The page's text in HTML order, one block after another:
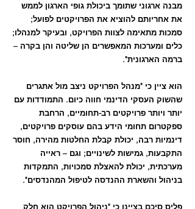
מבנה ארגוני שתומך ביכולת גופי הארגון לממש
את אחריותם להוציא את הפרויקטים לפועל;
סמכות מתאימה לצוות הפרויקט, ובעיקר למנהלו;
כלים ומערכות המאפשרים הן שליטה והן בקרה –
ברמה הארגונית".
הוא ציין כי "מנהל הפרויקט ניצב מול אתגרים
שהשוק העסקי הדינמי חווה כיום. התמודדות עם
יותר ויותר פרויקטים רב-תחומיים, הרחבת
ספקטרום תחומי הידע בהם עוסקים פרויקטים,
דינמיות רבה, יכולת קבלת החלטות מהירה, חוסר
התקבעות, גמישות לשינויים; וגם – ראייה
מערכתית, יכולת להאצלת סמכויות, התמקדות
בניהול והשארת ההנדסה לטיפול המהנדסים".
פליס סיכם בציינו כי "ניהול הפרויקט הוא חלק